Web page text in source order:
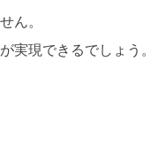
ん。
実現できるでしょう。